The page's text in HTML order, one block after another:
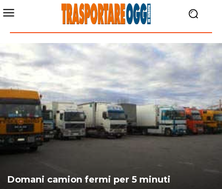
Domani camion fermi per 5 minuti